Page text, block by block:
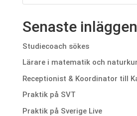
Senaste inläggen
Studiecoach sökes
Lärare i matematik och
Receptionist & Koordinator till
Praktik på SVT
Praktik på Sverige Live